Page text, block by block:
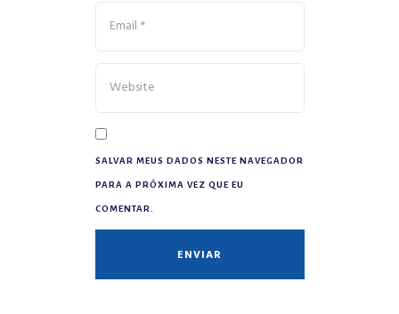
SALVAR MEUS DADOS NESTE NAVEGADOR
PARA A PRÓXIMA VEZ QUE EU
COMENTAR.